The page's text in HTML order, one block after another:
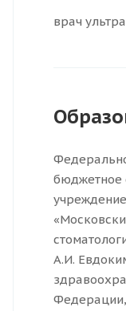
врач
бюджетное
А.И.